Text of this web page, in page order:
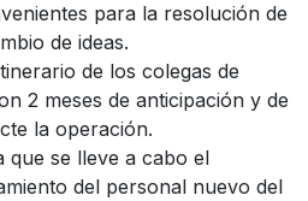
para la resolución de
de ideas.
de los colegas de
2 meses de anticipación y de
la operación.
que se lleve a cabo el
del personal nuevo del